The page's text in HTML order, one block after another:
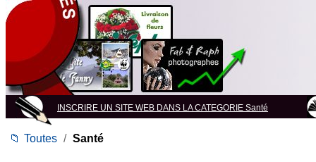
INSCRIRE UN SITE WEB DANS LA CATEGORIE Santé
📁 Toutes / Santé